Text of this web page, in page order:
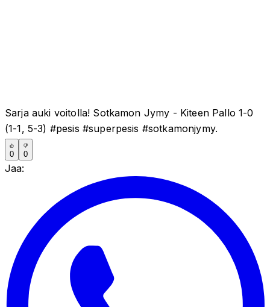
Sarja auki voitolla! Sotkamon Jymy - Kiteen Pallo 1-0
(1-1, 5-3) #pesis #superpesis #sotkamonjymy.
0 0
Jaa: